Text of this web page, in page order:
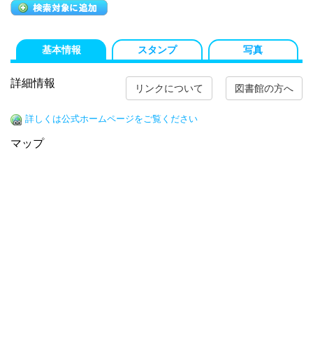
基本情報 スタンプ 写真
リンクについて 図書館の方へ
詳細情報
詳しくは公式ホームページをご覧ください
マップ